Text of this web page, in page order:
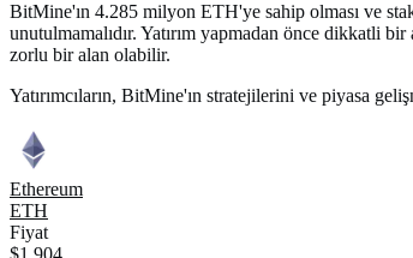
BitMine'ın 4.285 milyon ETH'ye sahip olması ve
unutulmamalıdır. Yatırım yapmadan önce dikkatli
zorlu bir alan olabilir.
Yatırımcıların, BitMine'ın stratejilerini ve piyasa
Ethereum
ETH
Fiyat